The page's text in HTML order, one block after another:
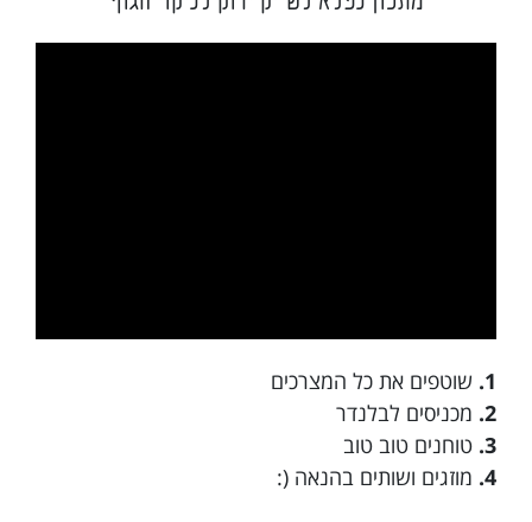
1. שוטפים את כל המצרכים
2. מכניסים לבלנדר
3. טוחנים טוב טוב
4. מוזגים ושותים בהנאה (: